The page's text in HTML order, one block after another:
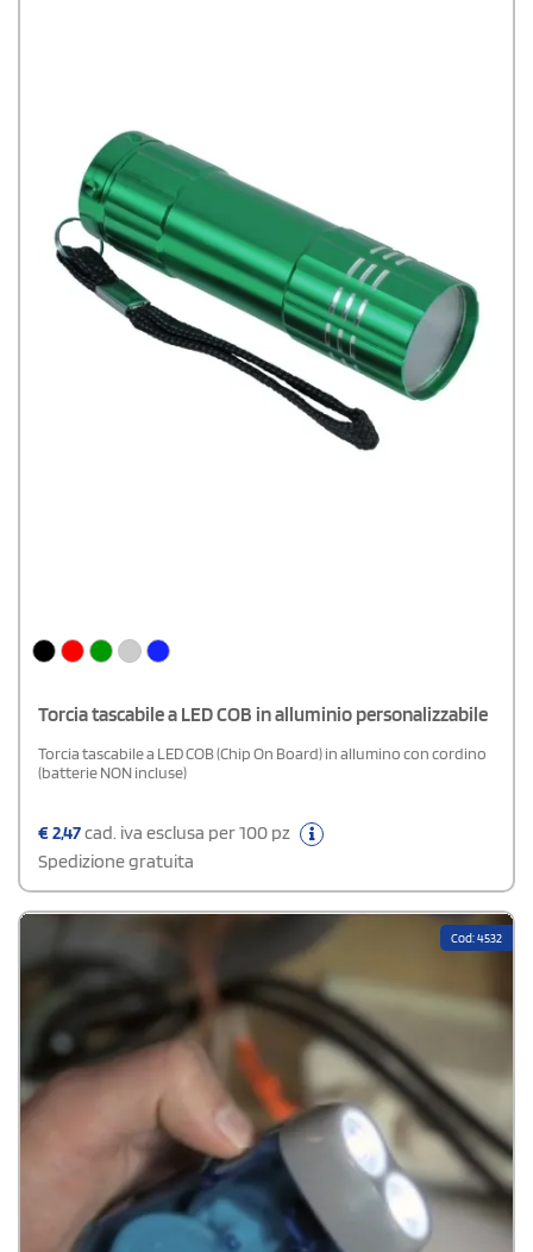
Torcia tascabile a LED COB in alluminio personalizzabile
Torcia tascabile a LED COB (Chip On Board) in allumino con cordino
(batterie NON incluse)
€2,47cad. iva esclusa per 100 pz
Spedizione gratuita
Cod: 4532